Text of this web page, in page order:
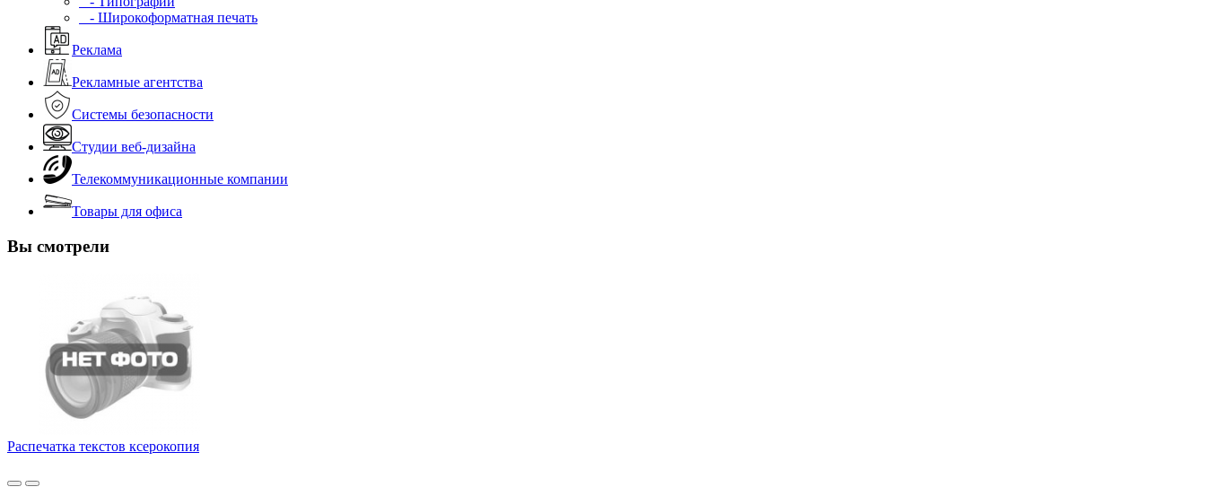
- Широкоформатная печать
Реклама
Рекламные агентства
Системы безопасности
Студии веб-дизайна
Телекоммуникационные компании
Товары для офиса
Вы смотрели
Распечатка текстов ксерокопия